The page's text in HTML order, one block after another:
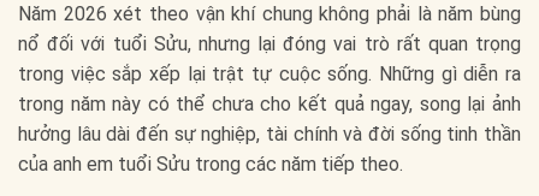
Năm 2026 xét theo vận khí chung không phải là năm bùng
nổ đối với tuổi Sửu, nhưng lại đóng vai trò rất quan trọng
trong việc sắp xếp lại trật tự cuộc sống. Những gì diễn ra
trong năm này có thể chưa cho kết quả ngay, song lại ảnh
hưởng lâu dài đến sự nghiệp, tài chính và đời sống tinh thần
của anh em tuổi Sửu trong các năm tiếp theo.